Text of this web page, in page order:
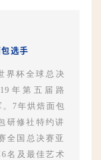
选手
界杯全球总决
年第五届路
。7年烘焙面包
研修社特约讲
全国总决赛亚
名及最佳艺术